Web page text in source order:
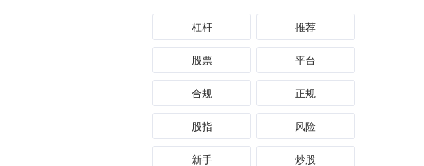
杠杆 推荐
股票 平台
合规 正规
股指 风险
新手 炒股